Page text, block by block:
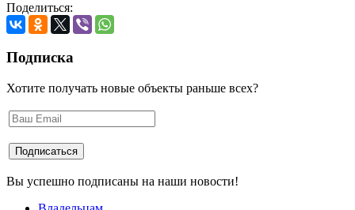
Поделиться:
Подписка
Хотите получать новые объекты раньше всех?
Вы успешно подписаны на наши новости!